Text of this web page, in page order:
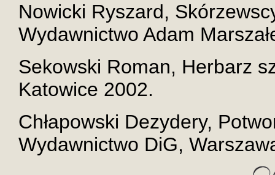
Nowicki Ryszard,
Wydawnictwo Adam
Sekowski Roman, Herbarz
Katowice 2002.
Chłapowski Dezydery,
Wydawnictwo DiG,